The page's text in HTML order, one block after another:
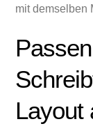
mit demselben
Layout